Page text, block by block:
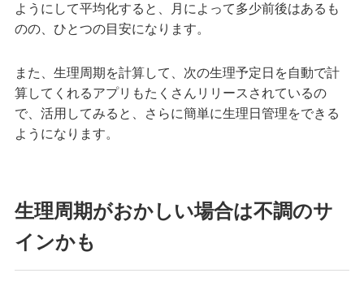
ようにして平均化すると、月によって多少前後はあるも
のの、ひとつの目安になります。
また、生理周期を計算して、次の生理予定日を自動で計
算してくれるアプリもたくさんリリースされているの
で、活用してみると、さらに簡単に生理日管理をできる
ようになります。
生理周期がおかしい場合は不調のサ
インかも